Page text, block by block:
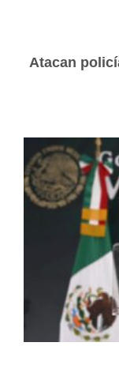
Atacan